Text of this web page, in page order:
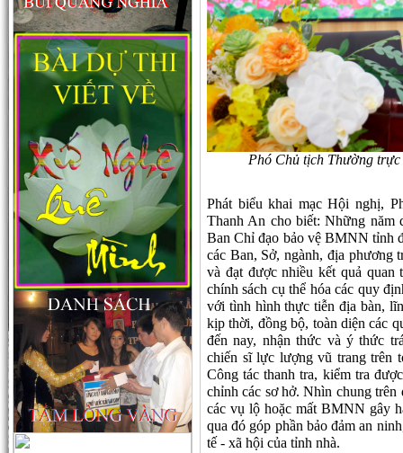
Phó Chủ tịch Thường
Phát biểu khai mạc Hội nghị,
Thanh An cho biết: Những
Ban Chỉ đạo bảo vệ BMNN tỉnh
các Ban, Sở, ngành, địa
và đạt được nhiều kết quả
chính sách cụ thể hóa các quy
với tình hình thực tiễn địa bàn,
kịp thời, đồng bộ, toàn diện các
đến nay, nhận thức và ý thức
chiến sĩ lực lượng vũ trang trên
Công tác thanh tra, kiểm tra
chỉnh các sơ hở. Nhìn chung
các vụ lộ hoặc mất BMNN gây
qua đó góp phần bảo đảm an
tế - xã hội của tỉnh nhà.